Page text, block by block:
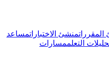
منشئ الاختباراتمساعد
التعلممسارات